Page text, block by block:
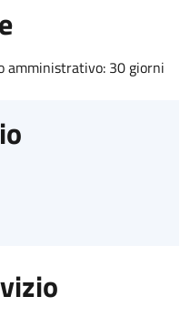
amministrativo: 30 giorni